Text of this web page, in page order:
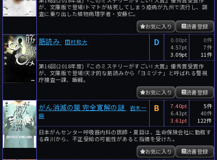
が、文庫版で登場!トマトが枯死してしまう疫病が九州で流行し、調
査に乗り出した植物病理学者・安藤仁。
読書登録
お気に入り
筋読み 田村和大 D
0.00pt
4.57pt
3.09pt
0件
7件
11件
第16回(2018年度)『このミステリーがすごい! 大賞』優秀賞受賞作
が、文庫版で登場!天才的な筋読みから「ヨミヅナ」と呼ばれる警視
庁捜査一課、飯綱。
読書登録
お気に入り
がん消滅の罠 完全寛解の謎
岩木一
麻
B
7.40pt
6.43pt
3.61pt
5件
40件
122件
日本がんセンター呼吸器内科の医師・夏目は、生命保険会社に勤務す
る森川から、不正受給の可能性があると指摘を受けた。
読書登録
お気に入り